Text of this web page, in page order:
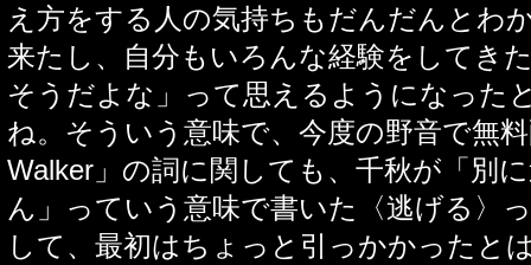
え方をする人の気持ちもだんだんとわ
来たし、自分もいろんな経験をしてき
そうだよな」って思えるようになった
ね。そういう意味で、今度の野音で無
Walker」の詞に関しても、千秋が「別
ん」っていう意味で書いた〈逃げる〉
して、最初はちょっと引っかかったと